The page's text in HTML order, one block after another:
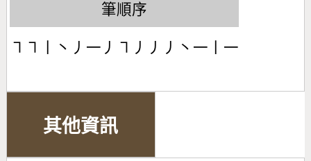
筆順序
㇕㇕丨丶丿一丿㇕丿丿丿丶一丨一
其他資訊